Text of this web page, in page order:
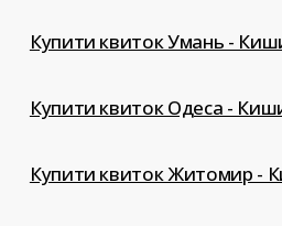
Купити квиток Умань -
Купити квиток Одеса -
Купити квиток Житомир -